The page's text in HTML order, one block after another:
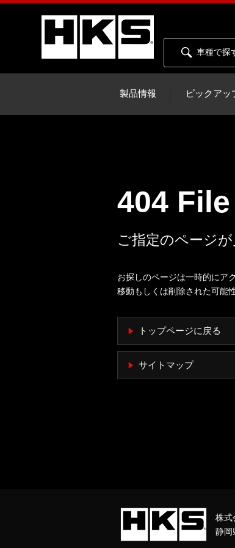
車種で探
製品情報 ピックアッ
404
ご指定のページが
お探しのページは一時的にア
移動もしくは削除された可能
トップページに戻る
サイトマップ
株式
静岡